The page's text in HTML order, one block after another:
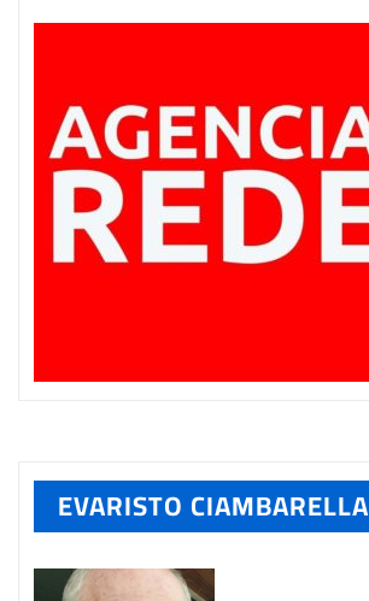
EVARISTO CIAMBARELLA